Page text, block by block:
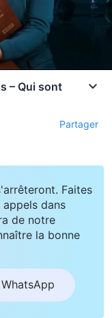
– Qui sont
Partager
Faites
dans
de notre
la bonne